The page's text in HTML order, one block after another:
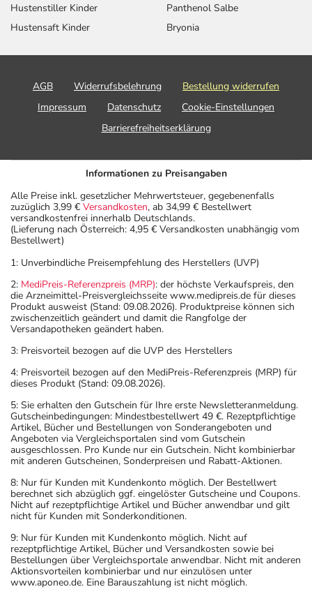
Hustenstiller Kinder
Hustensaft Kinder
Panthenol Salbe
Bryonia
AGB Widerrufsbelehrung
Bestellung widerrufen
Impressum
Datenschutz
Cookie-Einstellungen
Barrierefreiheitserklärung
Informationen zu Preisangaben
Alle Preise inkl. gesetzlicher Mehrwertsteuer, gegebenenfalls
zuzüglich 3,99 € Versandkosten, ab 34,99 € Bestellwert
versandkostenfrei innerhalb Deutschlands.
(Lieferung nach Österreich: 4,95 € Versandkosten unabhängig vom
Bestellwert)
1: Unverbindliche Preisempfehlung des Herstellers (UVP)
2: MediPreis-Referenzpreis (MRP): der höchste Verkaufspreis, den
die Arzneimittel-Preisvergleichsseite www.medipreis.de für dieses
Produkt ausweist (Stand: 09.08.2026). Produktpreise können sich
zwischenzeitlich geändert und damit die Rangfolge der
Versandapotheken geändert haben.
3: Preisvorteil bezogen auf die UVP des Herstellers
4: Preisvorteil bezogen auf den MediPreis-Referenzpreis (MRP) für
dieses Produkt (Stand: 09.08.2026).
5: Sie erhalten den Gutschein für Ihre erste Newsletteranmeldung.
Gutscheinbedingungen: Mindestbestellwert 49 €. Rezeptpflichtige
Artikel, Bücher und Bestellungen von Sonderangeboten und
Angeboten via Vergleichsportalen sind vom Gutschein
ausgeschlossen. Pro Kunde nur ein Gutschein. Nicht kombinierbar
mit anderen Gutscheinen, Sonderpreisen und Rabatt-Aktionen.
8: Nur für Kunden mit Kundenkonto möglich. Der Bestellwert
berechnet sich abzüglich ggf. eingelöster Gutscheine und Coupons.
Nicht auf rezeptpflichtige Artikel und Bücher anwendbar und gilt
nicht für Kunden mit Sonderkonditionen.
9: Nur für Kunden mit Kundenkonto möglich. Nicht auf
rezeptpflichtige Artikel, Bücher und Versandkosten sowie bei
Bestellungen über Vergleichsportale anwendbar. Nicht mit anderen
Aktionsvorteilen kombinierbar und nur einzulösen unter
www.aponeo.de. Eine Barauszahlung ist nicht möglich.